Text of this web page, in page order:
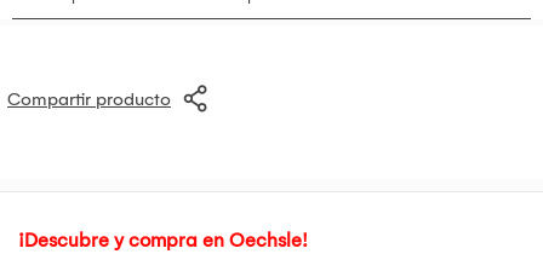
Compartir producto
¡Descubre y compra en Oechsle!